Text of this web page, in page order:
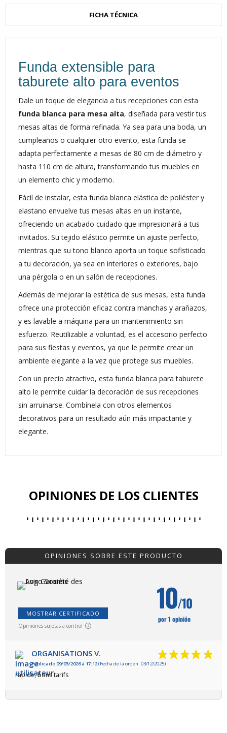
FICHA TÉCNICA
Funda extensible para
taburete alto para eventos
Dale un toque de elegancia a tus recepciones con esta
funda blanca para mesa alta, diseñada para vestir tus
mesas altas de forma refinada. Ya sea para una boda, un
cumpleaños o cualquier otro evento, esta funda se
adapta perfectamente a mesas de 80 cm de diámetro y
hasta 110 cm de altura, transformando tus muebles en
un elemento chic y moderno.
Fácil de instalar, esta funda blanca elástica de poliéster y
elastano envuelve tus mesas altas en un instante,
ofreciendo un acabado cuidado que impresionará a tus
invitados. Su tejido elástico permite un ajuste perfecto,
mientras que su tono blanco aporta un toque sofisticado
a tu decoración, ya sea en interiores o exteriores, bajo
una pérgola o en un salón de recepciones.
Además de mejorar la estética de sus mesas, esta funda
ofrece una protección eficaz contra manchas y arañazos,
y es lavable a máquina para un mantenimiento sin
esfuerzo. Reutilizable a voluntad, es el accesorio perfecto
para sus fiestas y eventos, ya que le permite crear un
ambiente elegante a la vez que protege sus muebles.
Con un precio atractivo, esta funda blanca para taburete
alto le permite cuidar la decoración de sus recepciones
sin arruinarse. Combínela con otros elementos
decorativos para un resultado aún más impactante y
elegante.
OPINIONES DE LOS CLIENTES
OPINIONES SOBRE ESTE PRODUCTO
MOSTRAR CERTIFICADO
Opiniones sujetas a control
10/10
por 1 opinión
ORGANISATIONS V.
Publicado 09/03/2026 à 17:12(Fecha de la orden: 03/12/2025)
rapide, bons tarifs